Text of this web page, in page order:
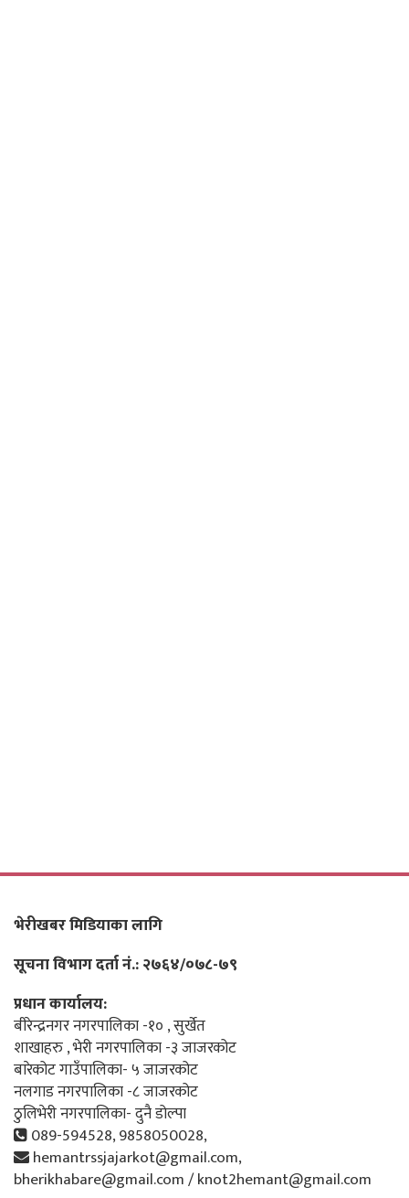
भेरीखबर मिडियाका लागि
सूचना विभाग दर्ता नं.: २७६४/०७८-७९
प्रधान कार्यालय:
बीरेन्द्रनगर नगरपालिका -१० , सुर्खेत
शाखाहरु , भेरी नगरपालिका -३ जाजरकोट
बारेकोट गाउँपालिका- ५ जाजरकोट
नलगाड नगरपालिका -८ जाजरकोट
ठुलिभेरी नगरपालिका- दुनै डोल्पा
089-594528, 9858050028,
hemantrssjajarkot@gmail.com,
bherikhabare@gmail.com / knot2hemant@gmail.com